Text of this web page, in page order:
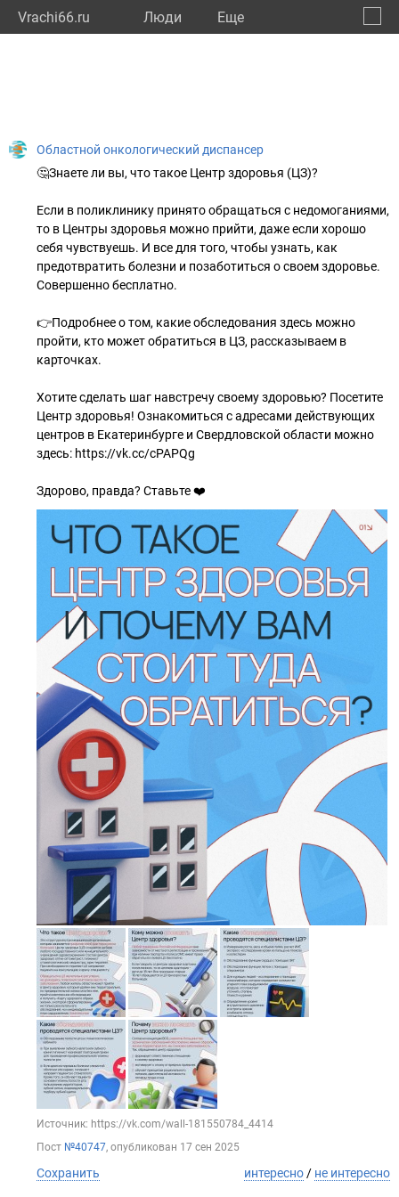
Vrachi66.ru Люди Eще
Областной онкологический диспансер
🤔Знаете ли вы, что такое Центр здоровья (ЦЗ)?
Если в поликлинику принято обращаться с недомоганиями,
то в Центры здоровья можно прийти, даже если хорошо
себя чувствуешь. И все для того, чтобы узнать, как
предотвратить болезни и позаботиться о своем здоровье.
Совершенно бесплатно.
👉Подробнее о том, какие обследования здесь можно
пройти, кто может обратиться в ЦЗ, рассказываем в
карточках.
Хотите сделать шаг навстречу своему здоровью? Посетите
Центр здоровья! Ознакомиться с адресами действующих
центров в Екатеринбурге и Свердловской области можно
здесь: https://vk.cc/cPAPQg
Здорово, правда? Ставьте ❤️
Источник: https://vk.com/wall-181550784_4414
Пост №40747, опубликован 17 сен 2025
Сохранить интересно / не интересно